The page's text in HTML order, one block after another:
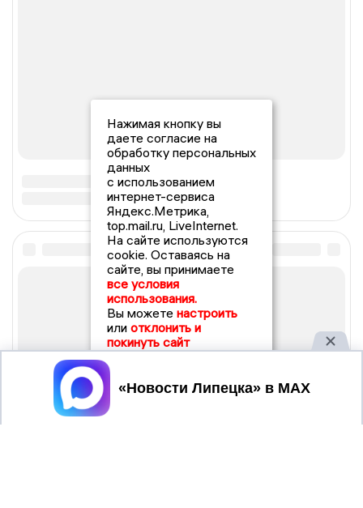
Нажимая кнопку вы
даете согласие на
обработку персональных
данных
с использованием
интернет-сервиса
Яндекс.Метрика,
top.mail.ru, LiveInternet.
На сайте используются
cookie. Оставаясь на
сайте, вы принимаете
все условия
использования.
Вы можете настроить
или отклонить и
покинуть сайт
Принять